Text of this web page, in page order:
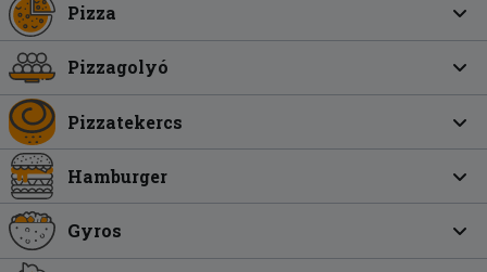
Pizza
Pizzagolyó
Pizzatekercs
Hamburger
Gyros